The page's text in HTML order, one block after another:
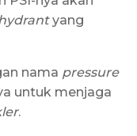
yang
nama pressure
untuk menjaga
.